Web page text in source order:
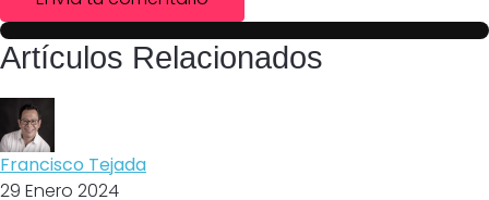
Artículos Relacionados
Francisco Tejada
29 Enero 2024